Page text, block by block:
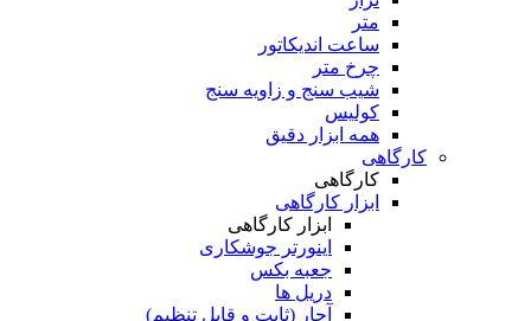
متر
ساعت اندیکاتور
چرخ متر
شیب سنج و زاویه سنج
کولیس
همه ابزار دقیق
کارگاهی
کارگاهی
ابزار کارگاهی
ابزار کارگاهی
اینورتر جوشکاری
جعبه بکس
دریل ها
آچار (ثابت و قابل تنظیم)